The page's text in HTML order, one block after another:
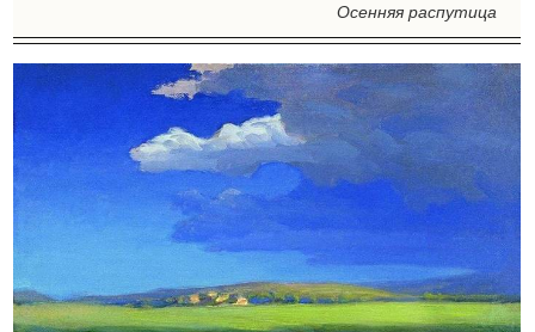
Осенняя распутица